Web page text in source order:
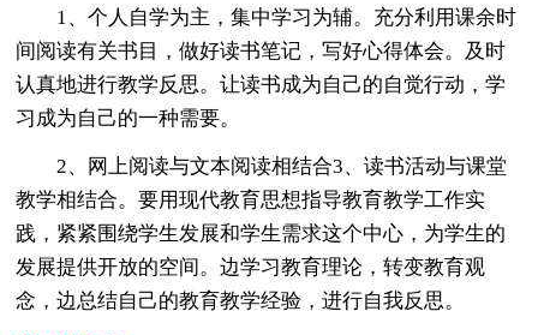
1、个人自学为主，集中学习为辅。充分利用课余时
间阅读有关书目，做好读书笔记，写好心得体会。及时
认真地进行教学反思。让读书成为自己的自觉行动，学
习成为自己的一种需要。
2、网上阅读与文本阅读相结合3、读书活动与课堂
教学相结合。要用现代教育思想指导教育教学工作实
践，紧紧围绕学生发展和学生需求这个中心，为学生的
发展提供开放的空间。边学习教育理论，转变教育观
念，边总结自己的教育教学经验，进行自我反思。